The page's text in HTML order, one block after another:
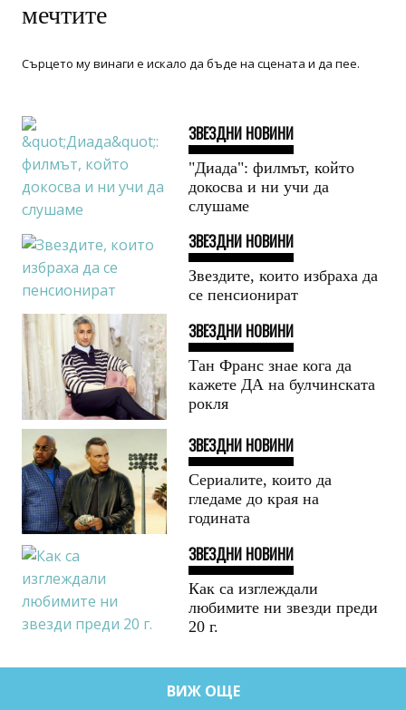
мечтите
Сърцето му винаги е искало да бъде на сцената и да пее.
ЗВЕЗДНИ НОВИНИ
"Диада": филмът, който
докосва и ни учи да
слушаме
ЗВЕЗДНИ НОВИНИ
Звездите, които избраха да
се пенсионират
ЗВЕЗДНИ НОВИНИ
Тан Франс знае кога да
кажете ДА на булчинската
рокля
ЗВЕЗДНИ НОВИНИ
Сериалите, които да
гледаме до края на
годината
ЗВЕЗДНИ НОВИНИ
Как са изглеждали
любимите ни звезди преди
20 г.
ВИЖ ОЩЕ